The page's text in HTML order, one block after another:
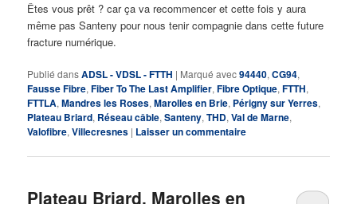
Êtes vous prêt ? car ça va recommencer et cette fois y aura
même pas Santeny pour nous tenir compagnie dans cette future
fracture numérique.
Publié dansADSL - VDSL - FTTH | Marqué avec94440,CG94,
Fausse Fibre,Fiber To The Last Amplifier,Fibre Optique,FTTH,
FTTLA,Mandres les Roses,Marolles en Brie, Périgny sur Yerres,
Plateau Briard, Réseau câble,Santeny,THD,Val de Marne,
Valofibre,Villecresnes | Laisser un commentaire
Plateau Briard, Marolles en